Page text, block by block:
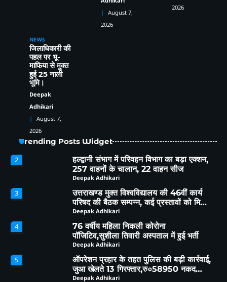
August 7,
2026
2026
NEWS
जिलाधिकारी की
पहल पर भू-
माफिया से मुक्त
हुई 25 नाली
भूमि।
Deepak
Adhikari
August 7,
2026
Trending Posts Widget
परिषद की बैठक सम्पन्न, कई प्रस्तावों को मिली
कार्य परिषद की संस्तुति
Deepak Adhikari
76 वर्षीय महिला निकली कोरोना
257 वाहनों के चालान, 22 वाहन सीज
Deepak Adhikari
3
उत्तराखण्ड मुक्त विश्वविद्यालय की 46वीं कार्य
परिषद की बैठक सम्पन्न, कई प्रस्तावों को मिली
कार्य परिषद की संस्तुति
Deepak Adhikari
4
76 वर्षीय महिला निकली कोरोना
पॉजिटिव,सुशीला तिवारी अस्पताल में हुई भर्ती
Deepak Adhikari
5
ऑपरेशन प्रहार के तहत पुलिस की बड़ी कार्रवाई,
जुआ खेलते 13 गिरफ्तार,रु०58950 नकद
बरामद
Deepak Adhikari
1
हल्द्वानी:(बड़ी खबर)-भू-कानून उल्लंघन पर डीएम
का बड़ा फैसला, 250 वर्ग मीटर भूमि राज्य
सरकार के नाम
Deepak Adhikari